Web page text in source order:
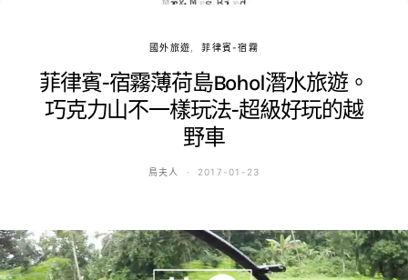
國外旅遊 菲律賓-宿霧
菲律賓-宿霧薄荷島Bohol潛水旅遊。
巧克力山不一樣玩法-超級好玩的越
野車
鳥夫人 2017-01-23